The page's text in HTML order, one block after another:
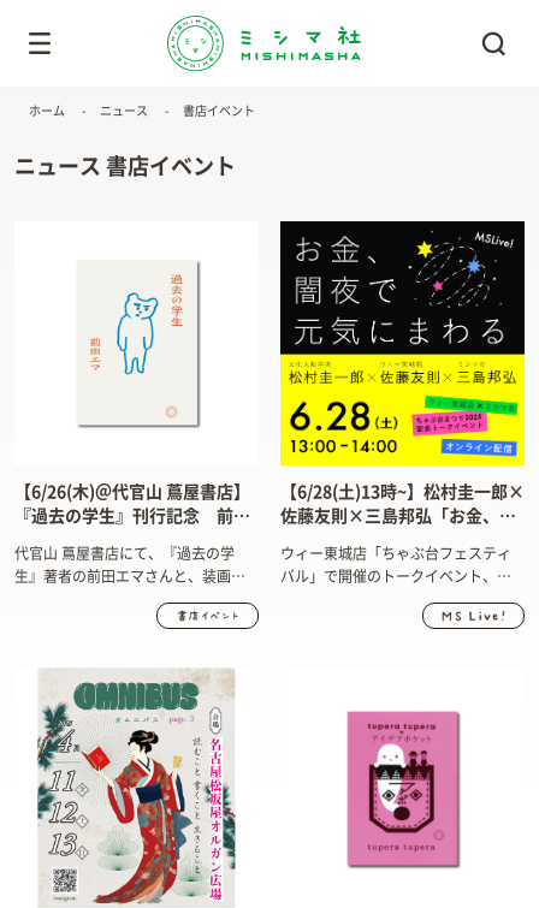
ホーム ニュース 書店イベント
ニュース 書店イベント
【6/26(木)＠代官山 蔦屋書店】
『過去の学生』刊行記念 前田
ト 開催されます！
代官山 蔦屋書店にて、『過去の学
生』著者の前田エマさんと、装画・
ークイベントを開催します！
【6/28(土)13時~】松村圭一郎×
佐藤友則×三島邦弘「お金、闇
城店
ウィー東城店「ちゃぶ台フェスティ
バル」で開催のトークイベント、